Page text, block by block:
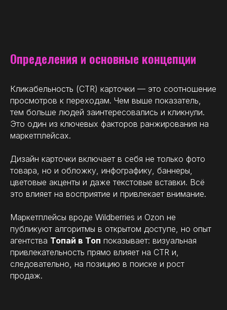
Определения и основные концепции
Кликабельность (CTR) карточки — это соотношение
просмотров к переходам. Чем выше показатель,
тем больше людей заинтересовались и кликнули.
Это один из ключевых факторов ранжирования на
маркетплейсах.
Дизайн карточки включает в себя не только фото
товара, но и обложку, инфографику, баннеры,
цветовые акценты и даже текстовые вставки. Всё
это влияет на восприятие и привлекает внимание.
Маркетплейсы вроде Wildberries и Ozon не
публикуют алгоритмы в открытом доступе, но опыт
агентства Топай в Топ показывает: визуальная
привлекательность прямо влияет на CTR и,
следовательно, на позицию в поиске и рост
продаж.